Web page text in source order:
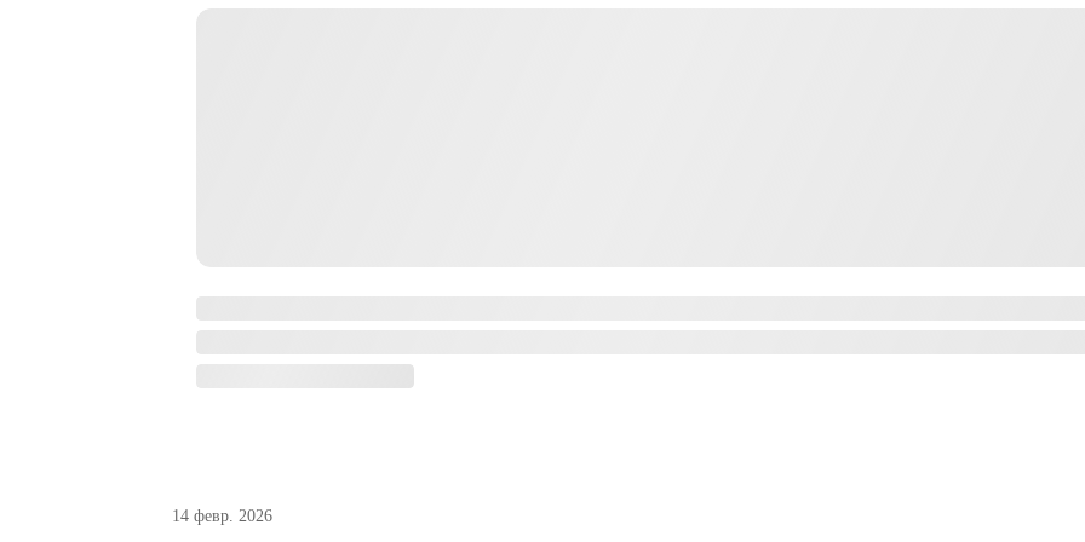
14 февр. 2026